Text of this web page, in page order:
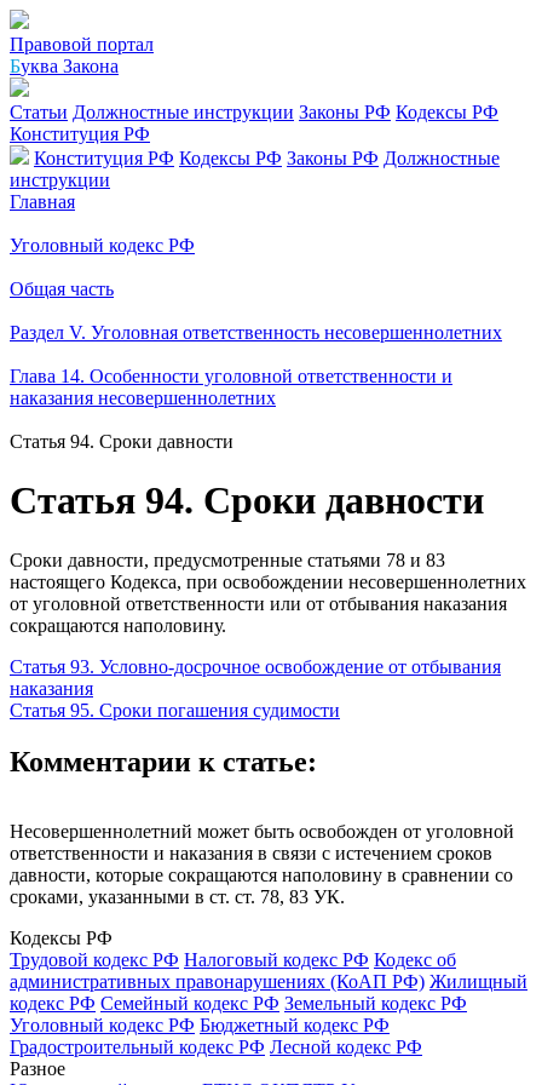
Правовой портал
Буква Закона
Статьи Должностные инструкции Законы РФ Кодексы РФ
Конституция РФ
Конституция РФ Кодексы РФ Законы РФ Должностные
инструкции
Главная
Уголовный кодекс РФ
Общая часть
Раздел V. Уголовная ответственность несовершеннолетних
Глава 14. Особенности уголовной ответственности и
наказания несовершеннолетних
Статья 94. Сроки давности
Статья 94. Сроки давности
Сроки давности, предусмотренные статьями 78 и 83
настоящего Кодекса, при освобождении несовершеннолетних
от уголовной ответственности или от отбывания наказания
сокращаются наполовину.
Статья 93. Условно-досрочное освобождение от отбывания
наказания
Статья 95. Сроки погашения судимости
Комментарии к статье:
Несовершеннолетний может быть освобожден от уголовной
ответственности и наказания в связи с истечением сроков
давности, которые сокращаются наполовину в сравнении со
сроками, указанными в ст. ст. 78, 83 УК.
Кодексы РФ
Трудовой кодекс РФ Налоговый кодекс РФ Кодекс об
административных правонарушениях (КоАП РФ) Жилищный
кодекс РФ Семейный кодекс РФ Земельный кодекс РФ
Уголовный кодекс РФ Бюджетный кодекс РФ
Градостроительный кодекс РФ Лесной кодекс РФ
Разное